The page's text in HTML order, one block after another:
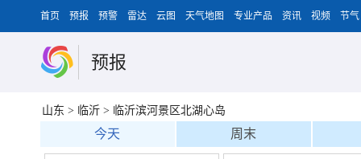
首页 预报 预警 雷达 云图 天气地图 专业产品 资讯 视频 节气
预报
山东 > 临沂 > 临沂滨河景区北湖心岛
今天 周末